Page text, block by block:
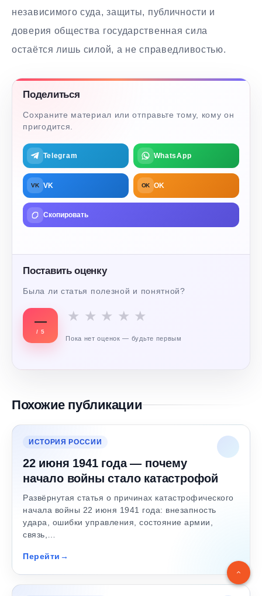
независимого суда, защиты, публичности и
доверия общества государственная сила
остаётся лишь силой, а не справедливостью.
Поделиться
Сохраните материал или отправьте тому, кому он
пригодится.
Telegram WhatsApp
VK VK OK OK
Скопировать
Поставить оценку
Была ли статья полезной и понятной?
—
/ 5
★ ★ ★ ★ ★
Пока нет оценок — будьте первым
Похожие публикации
ИСТОРИЯ РОССИИ
22 июня 1941 года — почему
начало войны стало катастрофой
Развёрнутая статья о причинах катастрофического
начала войны 22 июня 1941 года: внезапность
удара, ошибки управления, состояние армии,
связь,…
Перейти